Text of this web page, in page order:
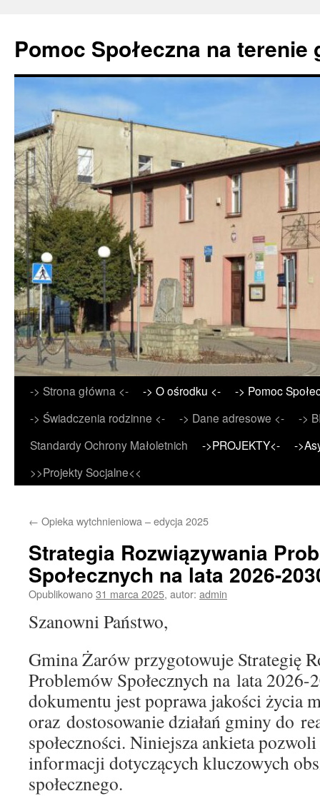
Pomoc Społeczna na terenie
Przejdź
do
treści
-> Strona główna <- -> O ośrodku <-
-> Pomoc
-> Świadczenia rodzinne <-
-> Dane adresowe <-
->
Standardy Ochrony Małoletnich
->PROJEKTY<-
-
>>Projekty Socjalne<<
← Opieka wytchnieniowa – edycja 2025
Strategia Rozwiązywania
Społecznych na lata 2026-
Opublikowano31 marca 2025, autor: admin
Szanowni Państwo,
Gmina Żarów przygotowuje Strategię
Problemów Społecznych na lata 2026-
dokumentu jest poprawa jakości życia
oraz dostosowanie działań gminy do
społeczności. Niniejsza ankieta
informacji dotyczących kluczowych
społecznego.